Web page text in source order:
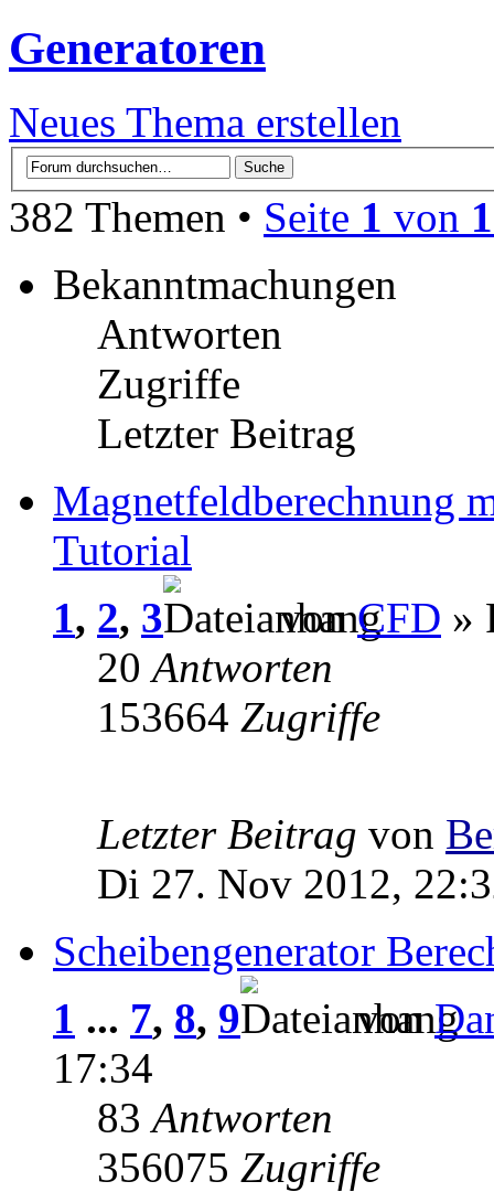
Generatoren
Neues Thema erstellen
382 Themen • Seite 1 von
Bekanntmachungen
Antworten
Zugriffe
Letzter Beitrag
Magnetfeldberechnung
Tutorial
1, 2, 3 vonCFD »
20Antworten
153664 Zugriffe
Letzter Beitrag von
Di 27. Nov 2012,
Scheibengenerator
1 ... 7, 8, 9 von
17:34
83Antworten
356075 Zugriffe